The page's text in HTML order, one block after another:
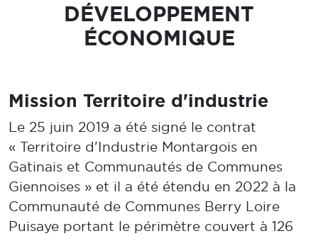
DÉVELOPPEMENT
ÉCONOMIQUE
Mission Territoire d'industrie
Le 25 juin 2019 a été signé le contrat
« Territoire d'Industrie Montargois en
Gatinais et Communautés de Communes
Giennoises » et il a été étendu en 2022 à la
Communauté de Communes Berry Loire
Puisaye portant le périmètre couvert à 126